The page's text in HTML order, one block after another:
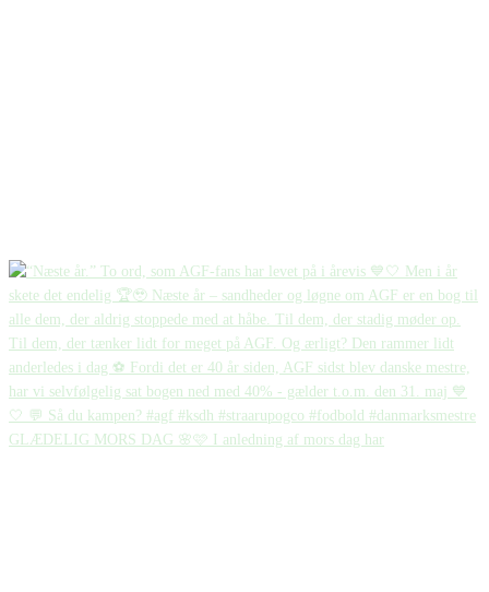
GLÆDELIG MORS DAG 🌸🩷 I anledning af mors dag har